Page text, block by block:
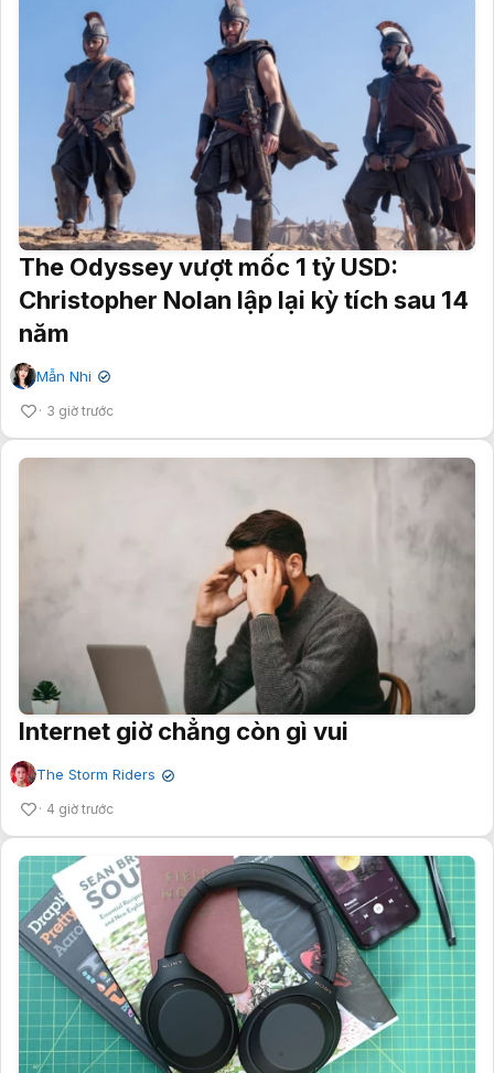
The Odyssey vượt mốc 1 tỷ USD:
Christopher Nolan lập lại kỳ tích sau 14
năm
Mẫn Nhi ✔
3 giờ trước
Internet giờ chẳng còn gì vui
The Storm Riders ✔
4 giờ trước